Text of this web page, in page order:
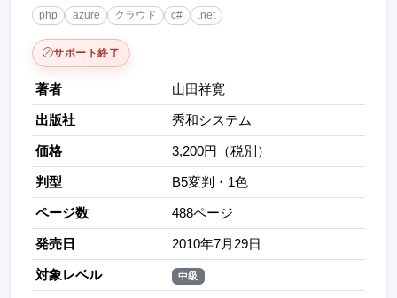
php azure クラウド c# .net
サポート終了
著者 山田祥寛
出版社 秀和システム
価格 3,200円（税別）
判型 B5変判・1色
ページ数 488ページ
発売日 2010年7月29日
対象レベル 中級